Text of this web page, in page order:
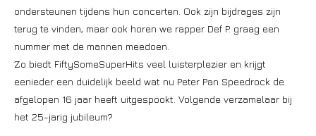
ondersteunen tijdens hun concerten. Ook zijn bijdrages zijn
terug te vinden, maar ook horen we rapper Def P. graag een
nummer met de mannen meedoen.
Zo biedt FiftySomeSuperHits veel luisterplezier en krijgt
eenieder een duidelijk beeld wat nu Peter Pan Speedrock de
afgelopen 16 jaar heeft uitgespookt. Volgende verzamelaar bij
het 25-jarig jubileum?